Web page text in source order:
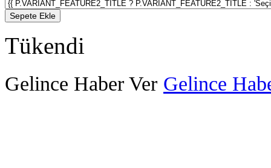
Sepete Ekle
Tükendi
Gelince Haber Ver Gelince